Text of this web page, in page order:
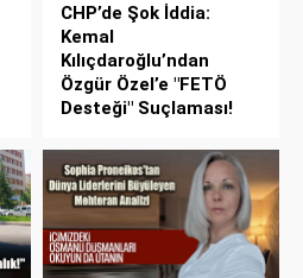
CHP’de Şok İddia:
Kemal
Kılıçdaroğlu’ndan
Özgür Özel’e "FETÖ
Desteği" Suçlaması!